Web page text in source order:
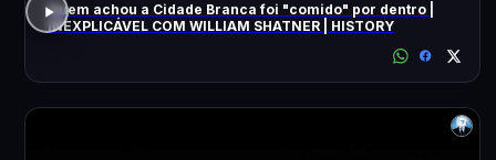
Quem achou a Cidade Branca foi "comido" por dentro |
INEXPLICÁVEL COM WILLIAM SHATNER | HISTORY